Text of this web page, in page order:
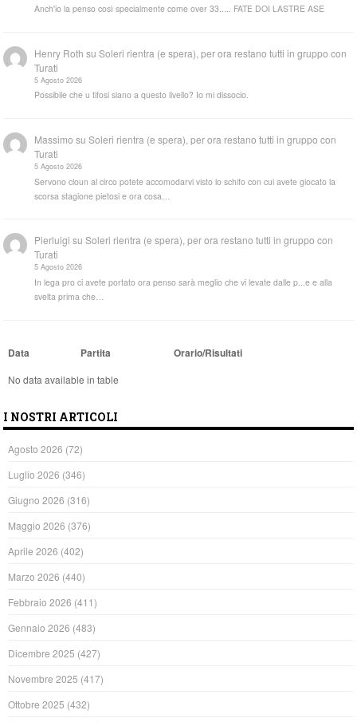
Anch'io la penso così specialmente come over 33..... FATE DOI LASTRE ASE
Henry Roth suSoleri rientra (e spera), per ora restano tutti in gruppo con
Turati
5 Agosto 2026
Possibile che u tifosi siano a questo livello? Io mi dissocio.
Massimo suSoleri rientra (e spera), per ora restano tutti in gruppo con
Turati
5 Agosto 2026
Servono cloun al circo potete accomodarvi visto lo schifo con cui avete giocato la
scorsa stagione pietosi e ora cosa…
Pierluigi suSoleri rientra (e spera), per ora restano tutti in gruppo con
Turati
5 Agosto 2026
In lega pro ci avete portato ora penso sarà meglio che vi levate dalle p...e e alla
svelta prima che…
Data Partita Orario/Risultati
No data available in table
I NOSTRI ARTICOLI
Agosto 2026 (72)
Luglio 2026 (346)
Giugno 2026 (316)
Maggio 2026 (376)
Aprile 2026 (402)
Marzo 2026 (440)
Febbraio 2026 (411)
Gennaio 2026 (483)
Dicembre 2025 (427)
Novembre 2025 (417)
Ottobre 2025 (432)